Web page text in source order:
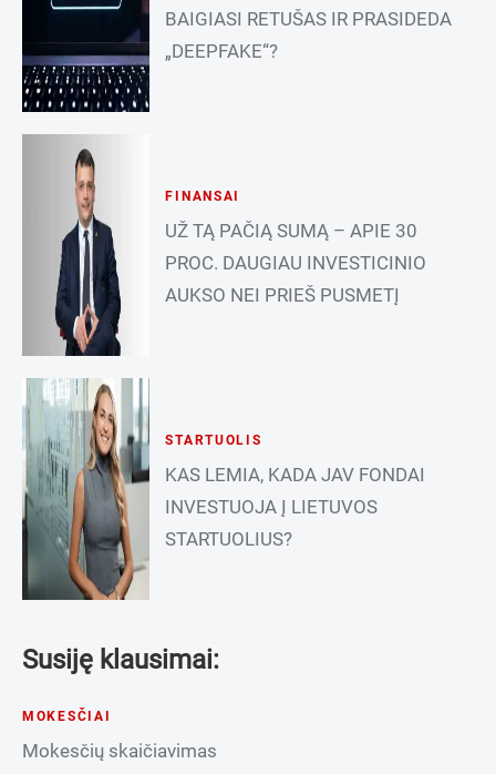
BAIGIASI RETUŠAS IR PRASIDEDA
„DEEPFAKE“?
FINANSAI
UŽ TĄ PAČIĄ SUMĄ – APIE 30
PROC. DAUGIAU INVESTICINIO
AUKSO NEI PRIEŠ PUSMETĮ
STARTUOLIS
KAS LEMIA, KADA JAV FONDAI
INVESTUOJA Į LIETUVOS
STARTUOLIUS?
Susiję klausimai:
MOKESČIAI
Mokesčių skaičiavimas